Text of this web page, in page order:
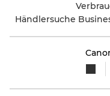
Händlersuche